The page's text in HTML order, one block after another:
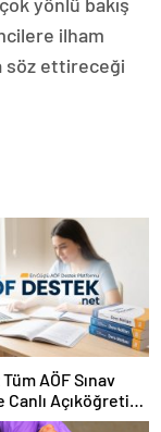
ilham
söz ettireceği
Tüm AÖF Sınav
Canlı Açıköğretim